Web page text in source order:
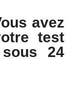
avez
test
24